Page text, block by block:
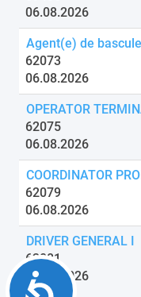
Accessibility
06.08.2026
Agent(e) de
62073
06.08.2026
OPERATOR
62075
06.08.2026
COORDINATOR
62079
06.08.2026
DRIVER GENERAL I
62081
06.08.2026